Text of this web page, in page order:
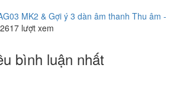
MK2 & Gợi ý 3 dàn âm thanh Thu âm -
lượt xem
bình luận nhất